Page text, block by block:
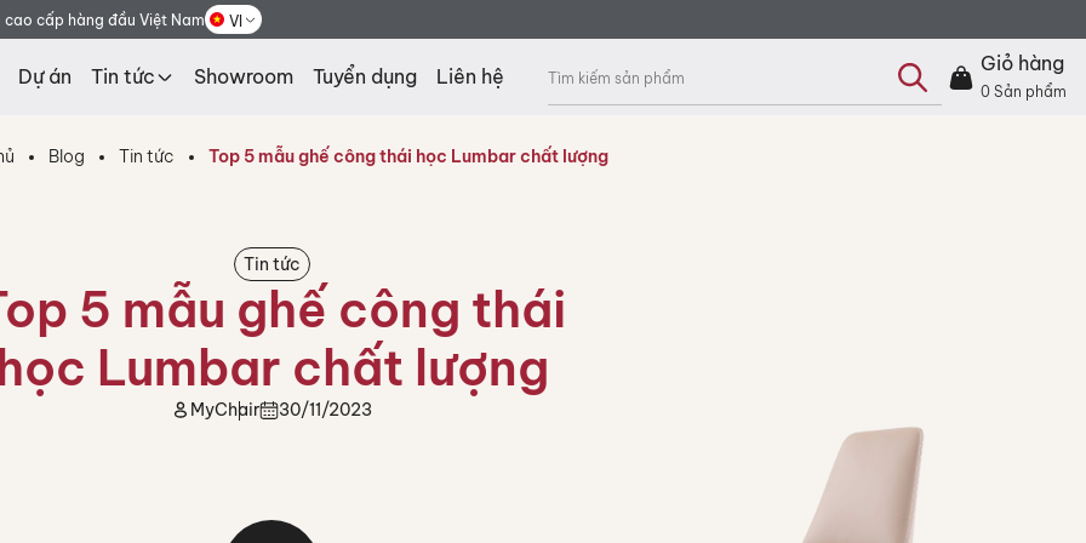
cấp hàng đầu Việt Nam VI
Dự án Tin tức Showroom Tuyển dụng Liên hệ
kiếm
phẩm
Giỏ hàng
0 Sản phẩm
Blog Tin tức Top 5 mẫu ghế công thái học Lumbar chất lượng
Tin tức
5 mẫu ghế công thái
Lumbar chất lượng
MyChair 30/11/2023